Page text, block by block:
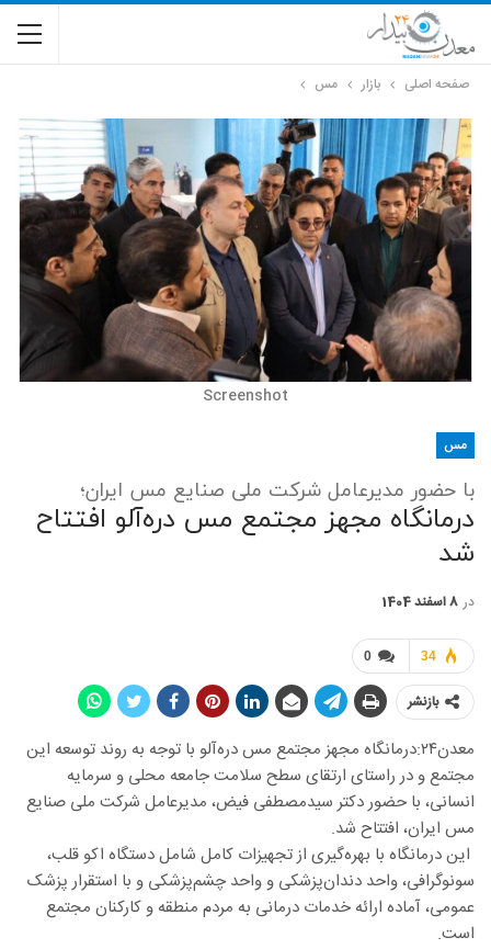
صفحه اصلی بازار مس
Screenshot
مس
با حضور مدیرعامل شرکت ملی صنایع مس ایران؛
درمانگاه مجهز مجتمع مس دره‌آلو افتتاح
شد
در 8 اسفند 1404
0 34
بازنشر
معدن۲۴:
درمانگاه مجهز مجتمع مس دره‌آلو با توجه به روند توسعه این
مجتمع و در راستای ارتقای سطح سلامت جامعه محلی و سرمایه
انسانی، با حضور دکتر سیدمصطفی فیض، مدیرعامل شرکت ملی صنایع
مس ایران، افتتاح شد.
این درمانگاه با بهره‌گیری از تجهیزات کامل شامل دستگاه اکو قلب،
سونوگرافی، واحد دندان‌پزشکی و واحد چشم‌پزشکی و با استقرار پزشک
عمومی، آماده ارائه خدمات درمانی به مردم منطقه و کارکنان مجتمع
است.